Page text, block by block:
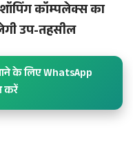
कॉम्पलेक्स का
उप-तहसील
के लिए WhatsApp
करें